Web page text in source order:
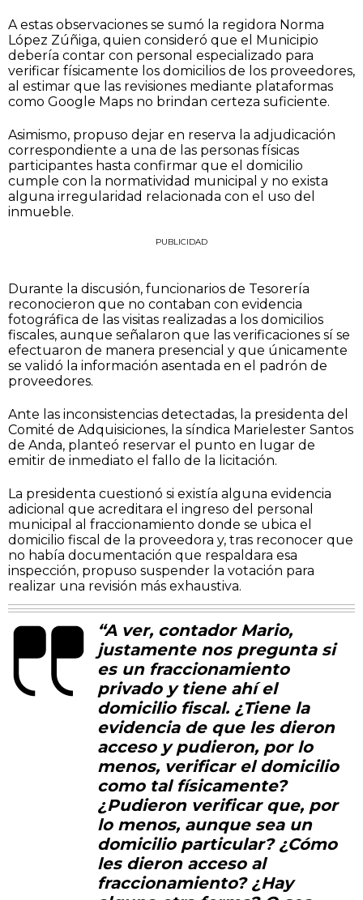
A estas observaciones se sumó la regidora Norma
López Zúñiga, quien consideró que el Municipio
debería contar con personal especializado para
verificar físicamente los domicilios de los proveedores,
al estimar que las revisiones mediante plataformas
como Google Maps no brindan certeza suficiente.
Asimismo, propuso dejar en reserva la adjudicación
correspondiente a una de las personas físicas
participantes hasta confirmar que el domicilio
cumple con la normatividad municipal y no exista
alguna irregularidad relacionada con el uso del
inmueble.
PUBLICIDAD
Durante la discusión, funcionarios de Tesorería
reconocieron que no contaban con evidencia
fotográfica de las visitas realizadas a los domicilios
fiscales, aunque señalaron que las verificaciones sí se
efectuaron de manera presencial y que únicamente
se validó la información asentada en el padrón de
proveedores.
Ante las inconsistencias detectadas, la presidenta del
Comité de Adquisiciones, la síndica Marielester Santos
de Anda, planteó reservar el punto en lugar de
emitir de inmediato el fallo de la licitación.
La presidenta cuestionó si existía alguna evidencia
adicional que acreditara el ingreso del personal
municipal al fraccionamiento donde se ubica el
domicilio fiscal de la proveedora y, tras reconocer que
no había documentación que respaldara esa
inspección, propuso suspender la votación para
realizar una revisión más exhaustiva.
“A ver, contador Mario,
justamente nos pregunta si
es un fraccionamiento
privado y tiene ahí el
domicilio fiscal. ¿Tiene la
evidencia de que les dieron
acceso y pudieron, por lo
menos, verificar el domicilio
como tal físicamente?
¿Pudieron verificar que, por
lo menos, aunque sea un
domicilio particular? ¿Cómo
les dieron acceso al
fraccionamiento? ¿Hay